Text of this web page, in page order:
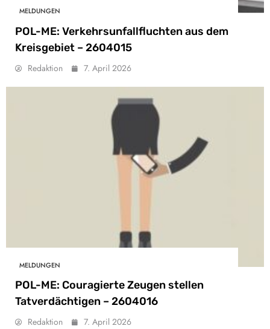
MELDUNGEN
POL-ME: Verkehrsunfallfluchten aus dem
Kreisgebiet – 2604015
Redaktion 7. April 2026
MELDUNGEN
POL-ME: Couragierte Zeugen stellen
Tatverdächtigen – 2604016
Redaktion 7. April 2026